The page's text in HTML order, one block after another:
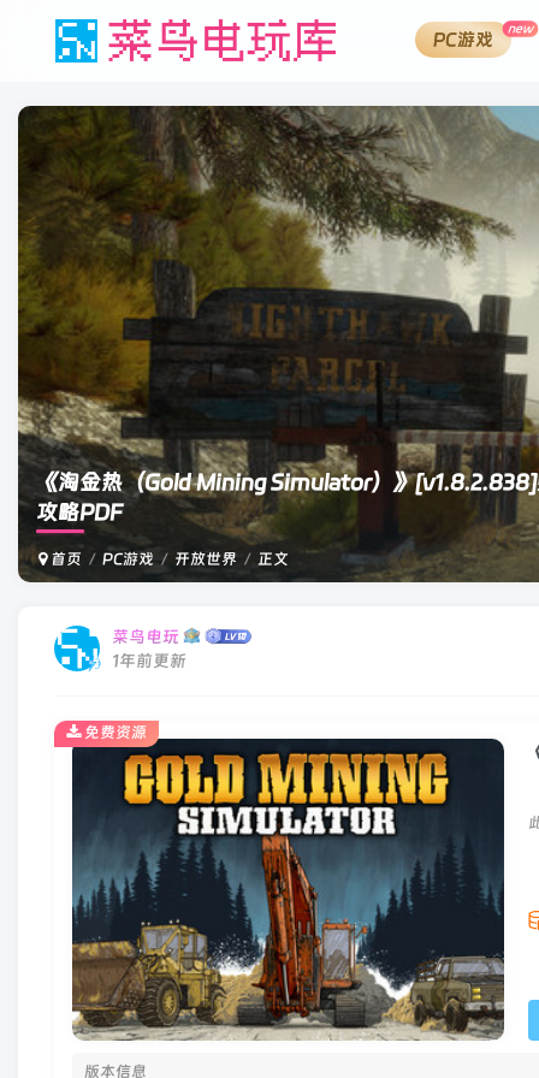
PC游戏 new
《淘金热（Gold Mining Simulator）》[v1.8.2.838]
攻略PDF
首页 PC游戏 开放世界 正文
菜鸟电玩
1年前更新
版本信息
免费资源